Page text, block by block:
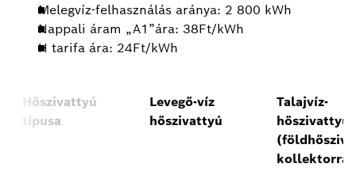
Melegvíz-felhasználás aránya: 2 800 kWh
Nappali áram „A1”ára: 38Ft/kWh
H tarifa ára: 24Ft/kWh
Hőszivattyú
típusa
Levegő-víz
hőszivattyú
Talajvíz-
hőszivattyú
kollektorral